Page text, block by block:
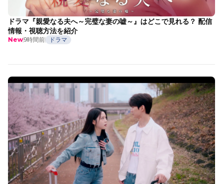
ドラマ『親愛なる夫へ～完璧な妻の嘘～』はどこで見れる？ 配信
情報・視聴方法を紹介
New9時間前 ドラマ